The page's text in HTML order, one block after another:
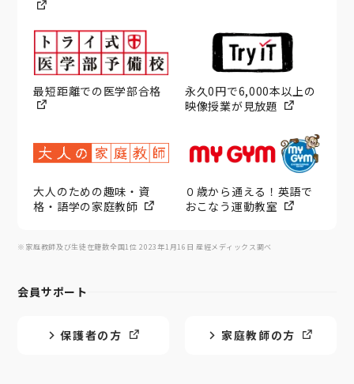
最短距離での医学部合格
永久0円で6,000本以上の
映像授業が見放題
大人のための趣味・資
格・語学の家庭教師
０歳から通える！英語で
おこなう運動教室
※家庭教師及び生徒在籍数全国1位 2023年1月16日 産經メディックス調べ
会員サポート
保護者の方 家庭教師の方